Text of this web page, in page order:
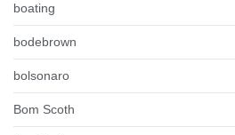
boating
bodebrown
bolsonaro
Bom Scoth